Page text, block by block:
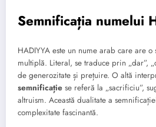
Semnificația numelui
HADIYYA este un nume arab care are
multiplă. Literal, se traduce prin „dar”,
de generozitate și prețuire. O altă
semnificație se referă la „sacrificiu”,
altruism. Această dualitate a
complexitate fascinantă.